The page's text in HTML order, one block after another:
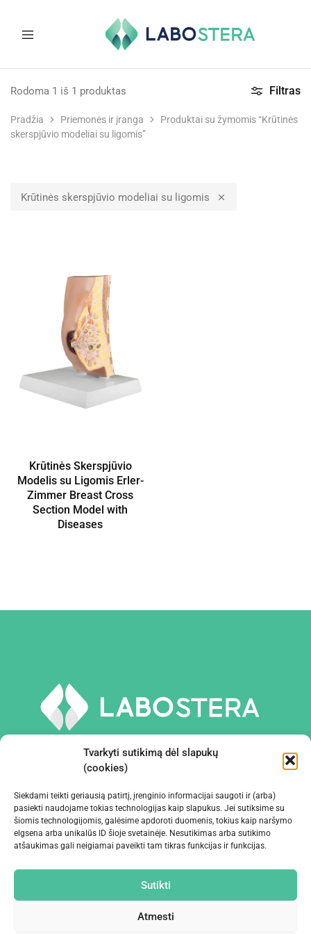
Tvarkyti sutikimą dėl slapukų
(cookies)
Siekdami teikti geriausią patirtį, įrenginio informacijai saugoti ir (arba)
pasiekti naudojame tokias technologijas kaip slapukus. Jei sutiksime su
šiomis technologijomis, galėsime apdoroti duomenis, tokius kaip naršymo
elgsena arba unikalūs ID šioje svetainėje. Nesutikimas arba sutikimo
atšaukimas gali neigiamai paveikti tam tikras funkcijas ir funkcijas.
Sutikti
Atmesti
ir
medicininė
Pradžia Priemonės ir įranga
Produktai su žymomis “Krūtinės
skerspjūvio modeliai su ligomis”
Filtras
Rodoma 1 iš 1 produktas
Krūtinės skerspjūvio modeliai su ligomis
Krūtinės Skerspjūvio
Modelis su Ligomis Erler-
Zimmer Breast Cross
Section Model with
Diseases
PRIEMONĖS IR ĮRANGA
ĮMONĖ